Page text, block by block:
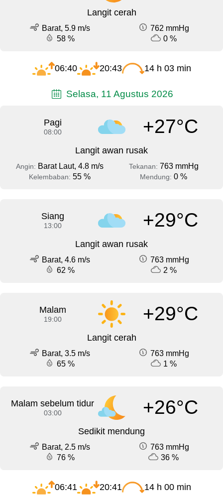
Langit cerah
Barat, 5.9 m/s
762 mmHg
58 %
0 %
06:40 20:43 14 h 03 min
Selasa, 11 Agustus 2026
Pagi
08:00 +27°C
Langit awan rusak
Angin: Barat Laut, 4.8 m/s Tekanan: 763 mmHg
Kelembaban: 55 % Mendung: 0 %
Siang
13:00 +29°C
Langit awan rusak
Barat, 4.6 m/s
763 mmHg
62 %
2 %
Malam
19:00 +29°C
Langit cerah
Barat, 3.5 m/s
763 mmHg
65 %
1 %
Malam sebelum tidur
03:00 +26°C
Sedikit mendung
Barat, 2.5 m/s
763 mmHg
76 %
36 %
06:41 20:41 14 h 00 min